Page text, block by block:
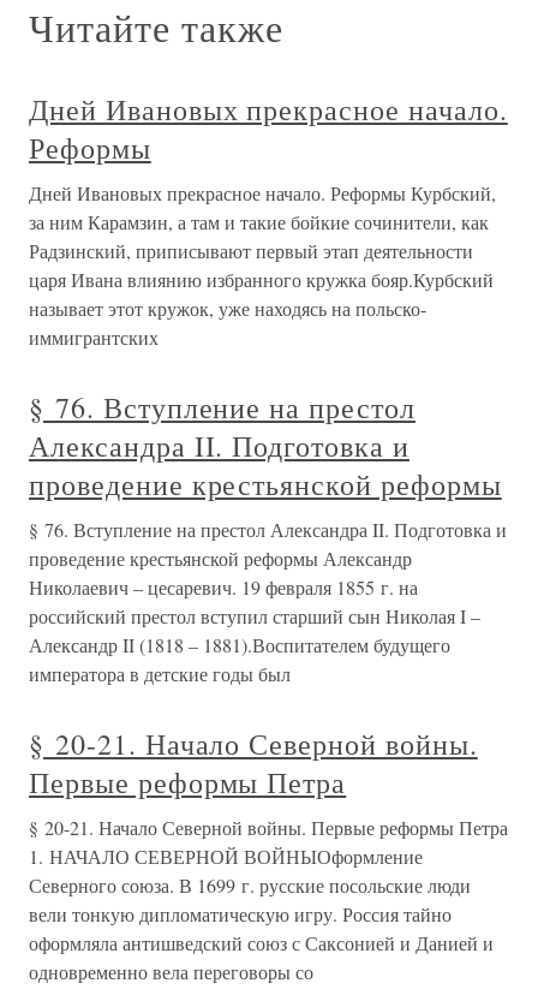
Читайте также
Дней Ивановых прекрасное начало.
Реформы
Дней Ивановых прекрасное начало. Реформы Курбский,
за ним Карамзин, а там и такие бойкие сочинители, как
Радзинский, приписывают первый этап деятельности
царя Ивана влиянию избранного кружка бояр.Курбский
называет этот кружок, уже находясь на польско-
иммигрантских
§ 76. Вступление на престол
Александра II. Подготовка и
проведение крестьянской реформы
§ 76. Вступление на престол Александра II. Подготовка и
проведение крестьянской реформы Александр
Николаевич – цесаревич. 19 февраля 1855 г. на
российский престол вступил старший сын Николая I –
Александр II (1818 – 1881).Воспитателем будущего
императора в детские годы был
§ 20-21. Начало Северной войны.
Первые реформы Петра
§ 20-21. Начало Северной войны. Первые реформы Петра
1. НАЧАЛО СЕВЕРНОЙ ВОЙНЫОформление
Северного союза. В 1699 г. русские посольские люди
вели тонкую дипломатическую игру. Россия тайно
оформляла антишведский союз с Саксонией и Данией и
одновременно вела переговоры со